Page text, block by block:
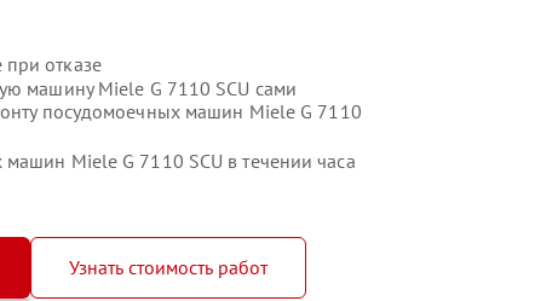
отказе
машину Miele G 7110 SCU сами
посудомоечных машин Miele G 7110
Miele G 7110 SCU в течении часа
Узнать стоимость работ